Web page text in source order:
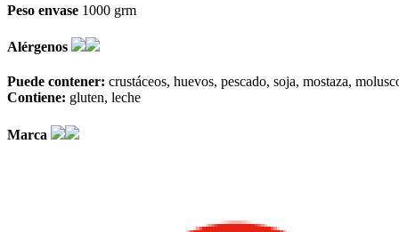
Peso envase 1000 grm
Alérgenos
Puede contener: crustáceos huevos pescado soja mostaza
Contiene: gluten leche
Marca